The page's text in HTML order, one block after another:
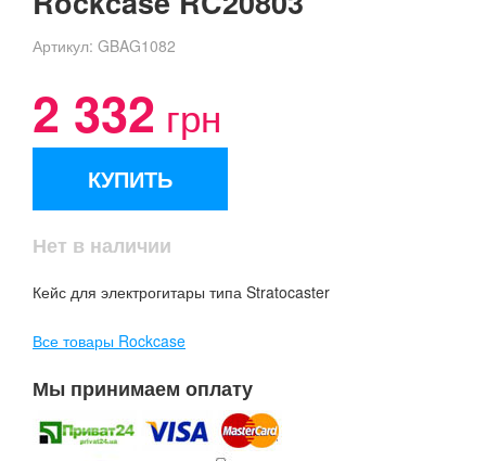
Артикул: GBAG1082
2 332 грн
КУПИТЬ
Нет в наличии
Кейс для электрогитары типа Stratocaster
Все товары Rockcase
Мы принимаем оплату